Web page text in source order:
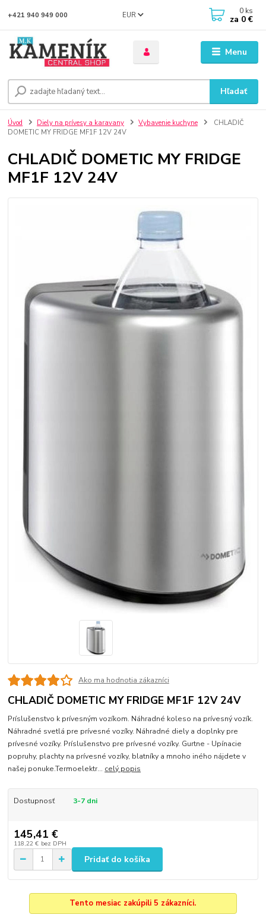
Menu
EUR
Hľadať
+421 940 949 000 0 ks
za 0 €
Úvod Diely na prívesy a karavany Vybavenie kuchyne
CHLADIČ
DOMETIC MY FRIDGE MF1F 12V 24V
CHLADIČ DOMETIC MY FRIDGE
MF1F 12V 24V
Ako ma hodnotia zákazníci
CHLADIČ DOMETIC MY FRIDGE MF1F 12V 24V
Príslušenstvo k prívesným vozíkom. Náhradné koleso na prívesný vozík.
Náhradné svetlá pre prívesné vozíky. Náhradné diely a doplnky pre
prívesné vozíky. Príslušenstvo pre prívesné vozíky. Gurtne - Upínacie
popruhy, plachty na prívesné vozíky, blatníky a mnoho iného nájdete v
našej ponuke.Termoelektr... celý popis
Dostupnosť 3-7 dni
145,41 €
118,22 € bez DPH
Pridať do košíka
Tento mesiac zakúpili 5 zákazníci.